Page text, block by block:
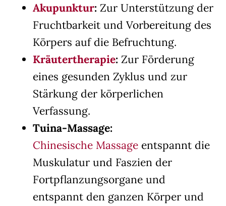
Akupunktur: Zur Unterstützung der
Fruchtbarkeit und Vorbereitung des
Körpers auf die Befruchtung.
Kräutertherapie: Zur Förderung
eines gesunden Zyklus und zur
Stärkung der körperlichen
Verfassung.
Tuina-Massage:
Chinesische Massage entspannt die
Muskulatur und Faszien der
Fortpflanzungsorgane und
entspannt den ganzen Körper und